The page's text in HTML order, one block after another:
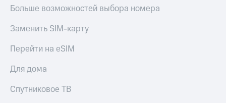
Больше возможностей выбора номера
Заменить SIM-карту
Перейти на eSIM
Для дома
Спутниковое ТВ